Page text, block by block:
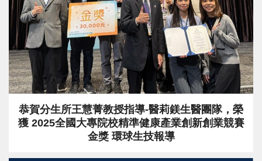
恭賀分生所王慧菁教授指導-醫莉鎂生醫團隊，榮
獲 2025全國大專院校精準健康產業創新創業競賽
金獎 環球生技報導